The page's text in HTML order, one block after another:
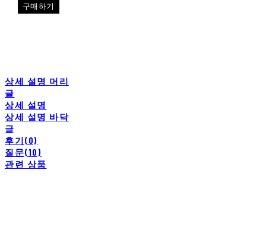
구매하기
상세 설명 머리
글
상세 설명
상세 설명 바닥
글
후기(0)
질문(10)
관련 상품